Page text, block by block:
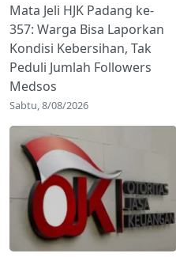
Mata Jeli HJK Padang ke-
357: Warga Bisa Laporkan
Kondisi Kebersihan, Tak
Peduli Jumlah Followers
Medsos
Sabtu, 8/08/2026